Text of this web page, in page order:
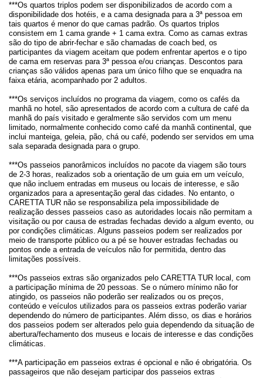
***Os quartos triplos podem ser disponibilizados de acordo com a
disponibilidade dos hotéis, e a cama designada para a 3ª pessoa em
tais quartos é menor do que camas padrão. Os quartos triplos
consistem em 1 cama grande + 1 cama extra. Como as camas extras
são do tipo de abrir-fechar e são chamadas de coach bed, os
participantes da viagem aceitam que podem enfrentar apertos e o tipo
de cama em reservas para 3ª pessoa e/ou crianças. Descontos para
crianças são válidos apenas para um único filho que se enquadra na
faixa etária, acompanhado por 2 adultos.
***Os serviços incluídos no programa da viagem, como os cafés da
manhã no hotel, são apresentados de acordo com a cultura de café da
manhã do país visitado e geralmente são servidos com um menu
limitado, normalmente conhecido como café da manhã continental, que
inclui manteiga, geleia, pão, chá ou café, podendo ser servidos em uma
sala separada designada para o grupo.
***Os passeios panorâmicos incluídos no pacote da viagem são tours
de 2-3 horas, realizados sob a orientação de um guia em um veículo,
que não incluem entradas em museus ou locais de interesse, e são
organizados para a apresentação geral das cidades. No entanto, o
CARETTA TUR não se responsabiliza pela impossibilidade de
realização desses passeios caso as autoridades locais não permitam a
visitação ou por causa de estradas fechadas devido a algum evento, ou
por condições climáticas. Alguns passeios podem ser realizados por
meio de transporte público ou a pé se houver estradas fechadas ou
pontos onde a entrada de veículos não for permitida, dentro das
limitações possíveis.
***Os passeios extras são organizados pelo CARETTA TUR local, com
a participação mínima de 20 pessoas. Se o número mínimo não for
atingido, os passeios não poderão ser realizados ou os preços,
conteúdo e veículos utilizados para os passeios extras poderão variar
dependendo do número de participantes. Além disso, os dias e horários
dos passeios podem ser alterados pelo guia dependendo da situação de
abertura/fechamento dos museus e locais de interesse e das condições
climáticas.
***A participação em passeios extras é opcional e não é obrigatória. Os
passageiros que não desejam participar dos passeios extras